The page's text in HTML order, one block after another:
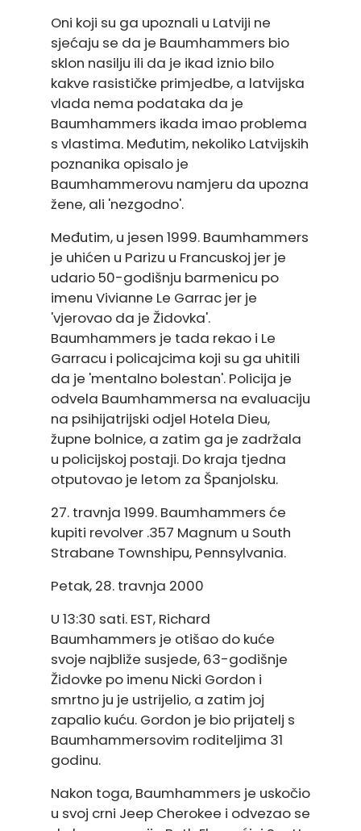
Oni koji su ga upoznali u Latviji ne
sjećaju se da je Baumhammers bio
sklon nasilju ili da je ikad iznio bilo
kakve rasističke primjedbe, a latvijska
vlada nema podataka da je
Baumhammers ikada imao problema
s vlastima. Međutim, nekoliko Latvijskih
poznanika opisalo je
Baumhammerovu namjeru da upozna
žene, ali 'nezgodno'.
Međutim, u jesen 1999. Baumhammers
je uhićen u Parizu u Francuskoj jer je
udario 50-godišnju barmenicu po
imenu Vivianne Le Garrac jer je
'vjerovao da je Židovka'.
Baumhammers je tada rekao i Le
Garracu i policajcima koji su ga uhitili
da je 'mentalno bolestan'. Policija je
odvela Baumhammersa na evaluaciju
na psihijatrijski odjel Hotela Dieu,
župne bolnice, a zatim ga je zadržala
u policijskoj postaji. Do kraja tjedna
otputovao je letom za Španjolsku.
27. travnja 1999. Baumhammers će
kupiti revolver .357 Magnum u South
Strabane Townshipu, Pennsylvania.
Petak, 28. travnja 2000
U 13:30 sati. EST, Richard
Baumhammers je otišao do kuće
svoje najbliže susjede, 63-godišnje
Židovke po imenu Nicki Gordon i
smrtno ju je ustrijelio, a zatim joj
zapalio kuću. Gordon je bio prijatelj s
Baumhammersovim roditeljima 31
godinu.
Nakon toga, Baumhammers je uskočio
u svoj crni Jeep Cherokee i odvezao se